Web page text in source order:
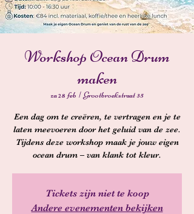
Workshop Ocean Drum
maken
za 28 feb
  |
Grootbroekstraat 35
Een dag om te creëren, te vertragen en je te
laten meevoeren door het geluid van de zee.
Tijdens deze workshop maak je jouw eigen
ocean drum – van klank tot kleur.
Tickets zijn niet te koop
Andere evenementen bekijken